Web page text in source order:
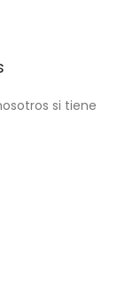
si tiene